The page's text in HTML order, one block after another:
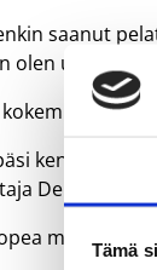
Tämä
saanut
olen urallani
ja
kentälle
Dennis
mies, ettei